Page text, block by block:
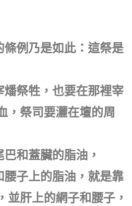
例乃是如此：這祭是
祭牲，也要在那裡宰
，祭司要灑在壇的周
和蓋臟的脂油，
子上的脂油，就是靠
並肝上的網子和腰子，